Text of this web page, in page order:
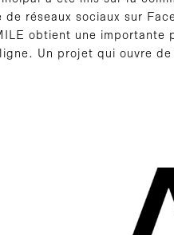
réseaux sociaux sur
obtient une importante
Un projet qui ouvre de